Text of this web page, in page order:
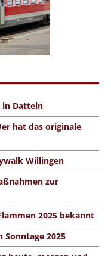
in Datteln
hat das originale
Willingen
zur
2025 bekannt
Sonntage 2025